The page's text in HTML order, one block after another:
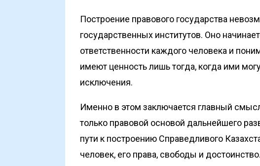
Построение правового государства
государственных институтов. Оно
ответственности каждого человека и
имеют ценность лишь тогда, когда ими
исключения.
Именно в этом заключается главный
только правовой основой дальнейшего
пути к построению Справедливого
человек, его права, свободы и достоинство.